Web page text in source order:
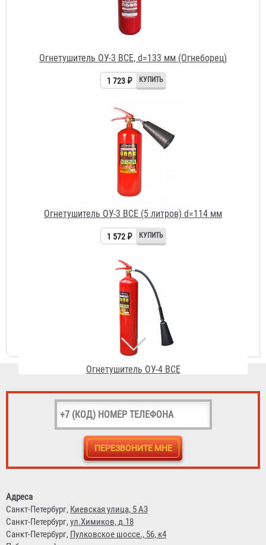
Огнетушитель ОУ-3 BCE (5 литров) d=114 мм
1 572 ₽
Огнетушитель ОУ-4 BCE
3 301 ₽
Огнетушитель ОУ-2 BCE (3 литра) d=114 мм
1 267 ₽
Адреса
Санкт-Петербург, Киевская улица, 5 А3
Санкт-Петербург,ул.Химиков, д.18
Санкт-Петербург, Пулковское шоссе., 56, к4